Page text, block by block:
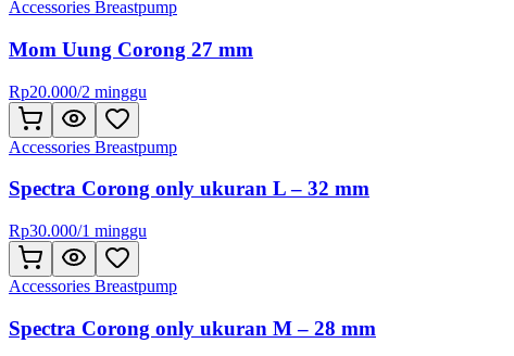
Accessories Breastpump
Mom Uung Corong 27 mm
Rp20.000/2 minggu
Accessories Breastpump
Spectra Corong only ukuran L – 32 mm
Rp30.000/1 minggu
Accessories Breastpump
Spectra Corong only ukuran M – 28 mm